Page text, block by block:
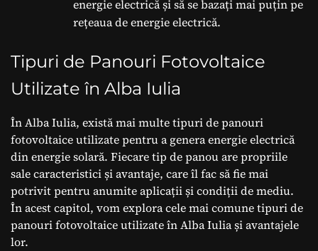
energie electrică și să se bazați mai puțin pe
rețeaua de energie electrică.
Tipuri de Panouri Fotovoltaice
Utilizate în Alba Iulia
În Alba Iulia, există mai multe tipuri de panouri
fotovoltaice utilizate pentru a genera energie electrică
din energie solară. Fiecare tip de panou are propriile
sale caracteristici și avantaje, care îl fac să fie mai
potrivit pentru anumite aplicații și condiții de mediu.
În acest capitol, vom explora cele mai comune tipuri de
panouri fotovoltaice utilizate în Alba Iulia și avantajele
lor.